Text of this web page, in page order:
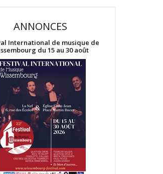
ANNONCES
International de musique de
du 15 au 30 août